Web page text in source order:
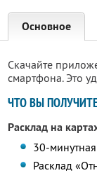
Основное
Скачайте
смартфона. Это
ЧТО ВЫ
Расклад на
30-
Расклад